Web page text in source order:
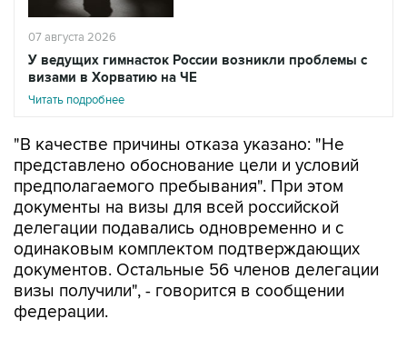
07 августа 2026
У ведущих гимнасток России возникли проблемы с
визами в Хорватию на ЧЕ
Читать подробнее
"В качестве причины отказа указано: "Не
представлено обоснование цели и условий
предполагаемого пребывания". При этом
документы на визы для всей российской
делегации подавались одновременно и с
одинаковым комплектом подтверждающих
документов. Остальные 56 членов делегации
визы получили", - говорится в сообщении
федерации.